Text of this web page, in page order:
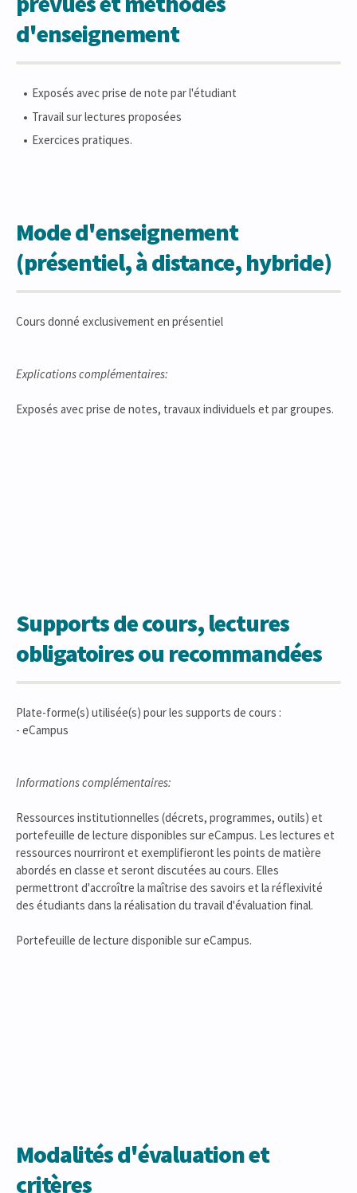
d'enseignement
Exposés avec prise de note par l'étudiant
Travail sur lectures proposées
Exercices pratiques.
Mode d'enseignement
(présentiel, à distance, hybride)
Cours donné exclusivement en présentiel
Explications complémentaires:
Exposés avec prise de notes, travaux individuels et par groupes.
Supports de cours, lectures
obligatoires ou recommandées
Plate-forme(s) utilisée(s) pour les supports de cours :
- eCampus
Informations complémentaires:
Ressources institutionnelles (décrets, programmes, outils) et
portefeuille de lecture disponibles sur eCampus. Les lectures et
ressources nourriront et exemplifieront les points de matière
abordés en classe et seront discutées au cours. Elles
permettront d'accroître la maîtrise des savoirs et la réflexivité
des étudiants dans la réalisation du travail d'évaluation final.
Portefeuille de lecture disponible sur eCampus.
Modalités d'évaluation et
critères